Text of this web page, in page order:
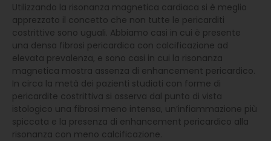
Utilizzando la risonanza magnetica cardiaca si è meglio
apprezzato il concetto che non tutte le pericarditi
costrittive sono uguali. Abbiamo casi in cui è presente
una densa fibrosi pericardica con calcificazione ad
elevata prevalenza, e sono casi in cui la risonanza
magnetica mostra assenza di enhancement pericardico.
In circa la metà dei pazienti studiati con forme di
pericardite costrittiva si osserva dal punto di vista
istologico una fibrosi meno intensa, un’infiammazione più
spiccata e la presenza di enhancement pericardico alla
risonanza con meno calcificazione.